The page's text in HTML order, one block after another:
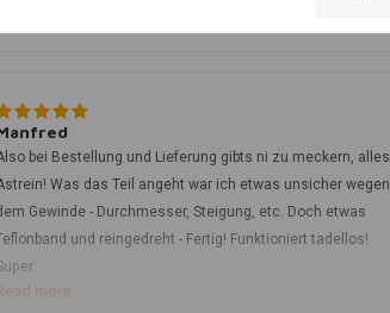
bei Bestellung und Lieferung gibts ni zu meckern, alles
Was das Teil angeht war ich etwas unsicher wegen
Gewinde - Durchmesser, Steigung, etc. Doch etwas
und reingedreht - Fertig! Funktioniert tadellos!
more...